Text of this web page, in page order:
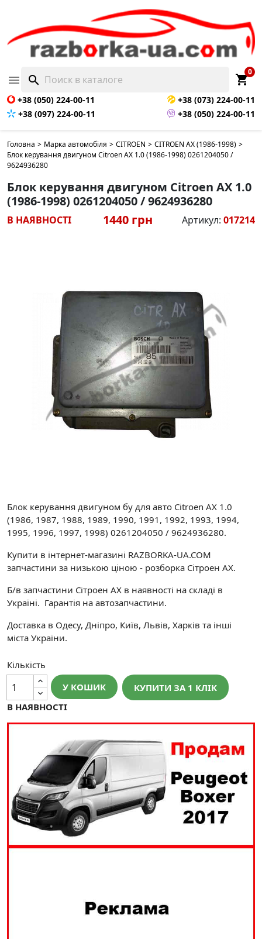
 search shopping_cart
0
+38 (050) 224-00-11
+38 (073) 224-00-11
+38 (097) 224-00-11
+38 (050) 224-00-11
Головна > Марка автомобіля > CITROEN > CITROEN AX (1986-1998) >
Блок керування двигуном Citroen AX 1.0 (1986-1998) 0261204050 /
9624936280
Блок керування двигуном Citroen AX 1.0
(1986-1998) 0261204050 / 9624936280
В НАЯВНОСТІ 1440 грн Артикул: 017214
Блок керування двигуном бу для авто Citroen AX 1.0
(1986, 1987, 1988, 1989, 1990, 1991, 1992, 1993, 1994,
1995, 1996, 1997, 1998) 0261204050 / 9624936280.
Купити в інтернет-магазині RAZBORKA-UA.COM
запчастини за низькою ціною - розборка Сітроен АХ.
Б/в запчастини Сітроен АХ в наявності на складі в
Україні. Гарантія на автозапчастини.
Доставка в Одесу, Дніпро, Київ, Львів, Харків та інші
міста України.
Кількість
У КОШИК
КУПИТИ ЗА 1 КЛIК
В НАЯВНОСТІ